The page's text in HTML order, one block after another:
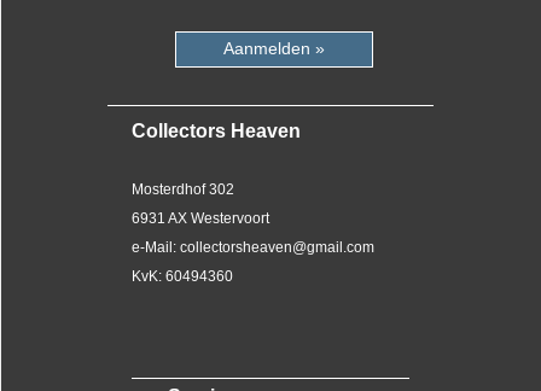
Aanmelden »
Collectors Heaven
Mosterdhof 302
6931 AX Westervoort
e-Mail: collectorsheaven@gmail.com
KvK: 60494360